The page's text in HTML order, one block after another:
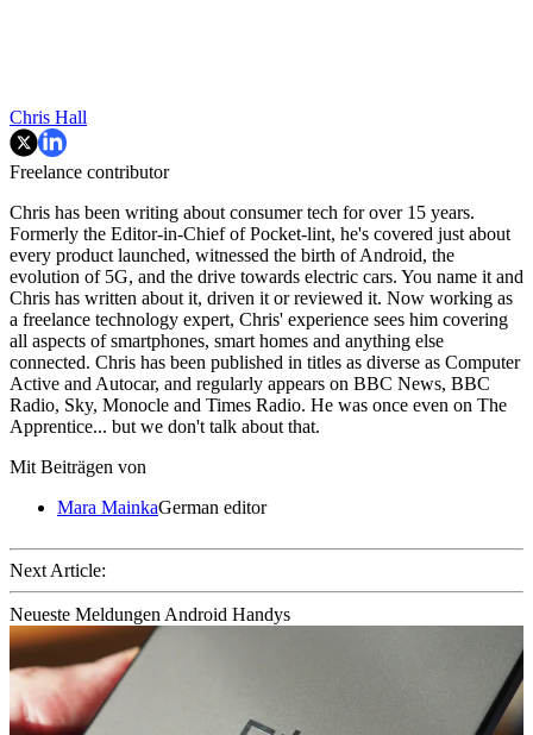
Chris Hall
Freelance contributor
Chris has been writing about consumer tech for over 15 years.
Formerly the Editor-in-Chief of Pocket-lint, he's covered just about
every product launched, witnessed the birth of Android, the
evolution of 5G, and the drive towards electric cars. You name it and
Chris has written about it, driven it or reviewed it. Now working as
a freelance technology expert, Chris' experience sees him covering
all aspects of smartphones, smart homes and anything else
connected. Chris has been published in titles as diverse as Computer
Active and Autocar, and regularly appears on BBC News, BBC
Radio, Sky, Monocle and Times Radio. He was once even on The
Apprentice... but we don't talk about that.
Mit Beiträgen von
Mara MainkaGerman editor
Next Article:
Neueste Meldungen Android Handys